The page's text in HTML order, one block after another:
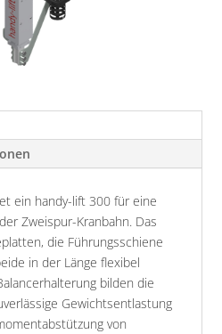
ein handy-lift 300 für eine
Zweispur-Kranbahn. Das
die Führungsschiene
in der Länge flexibel
bilden die
Gewichtsentlastung
von